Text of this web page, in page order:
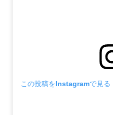
この投稿をInstagramで見る